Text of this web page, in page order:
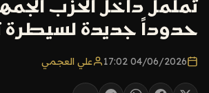
تململ داخل الحزب
حدوداً جديدة لسيطرة
04/06/2026 17:02 علي العجمي